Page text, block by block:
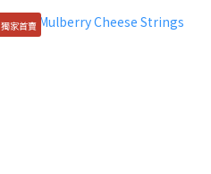
獨家首賣